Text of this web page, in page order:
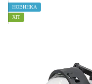
НОВИНКА
ХІТ